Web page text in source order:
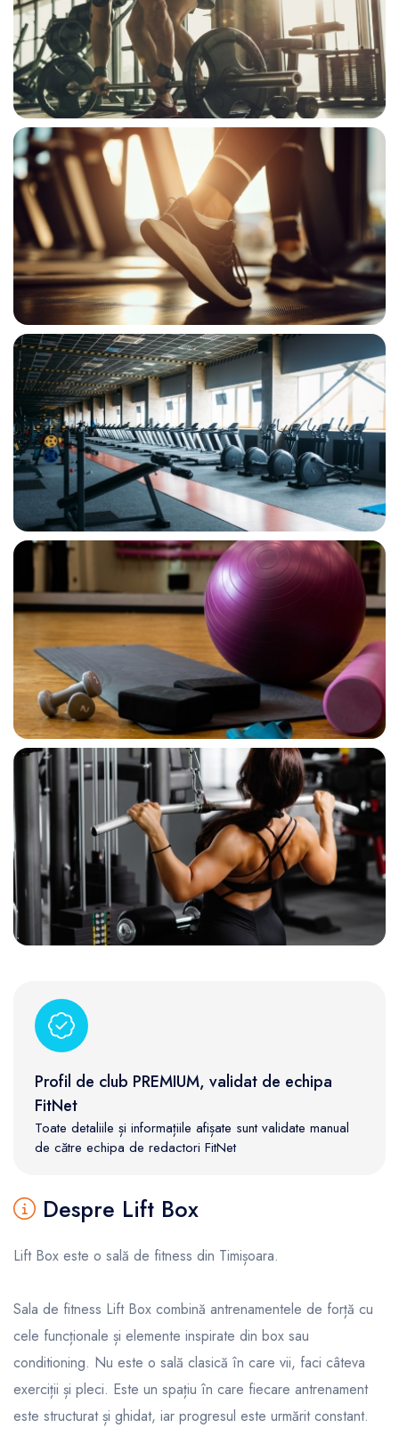
Profil de club PREMIUM, validat de echipa
FitNet
Toate detaliile și informațiile afișate sunt validate manual
de către echipa de redactori FitNet
Despre Lift Box
Lift Box este o sală de fitness din Timișoara.
Sala de fitness Lift Box combină antrenamentele de forță cu
cele funcționale și elemente inspirate din box sau
conditioning. Nu este o sală clasică în care vii, faci câteva
exerciții și pleci. Este un spațiu în care fiecare antrenament
este structurat și ghidat, iar progresul este urmărit constant.